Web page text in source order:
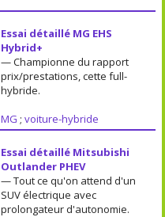
Essai détaillé MG EHS
Hybrid+
— Championne du rapport
prix/prestations, cette full-
hybride.
MG ; voiture-hybride
Essai détaillé Mitsubishi
Outlander PHEV
— Tout ce qu'on attend d'un
SUV électrique avec
prolongateur d'autonomie.